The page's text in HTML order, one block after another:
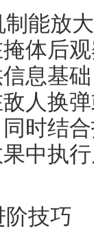
能放
体后
息基
人换
时结
中执
技巧